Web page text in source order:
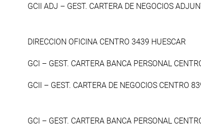
GCII ADJ – GEST. CARTERA DE NEGOCIOS
DIRECCION OFICINA CENTRO 3439 HUESCAR
GCI – GEST. CARTERA BANCA PERSONAL
GCII – GEST. CARTERA DE NEGOCIOS CENTRO
GCI – GEST. CARTERA BANCA PERSONAL